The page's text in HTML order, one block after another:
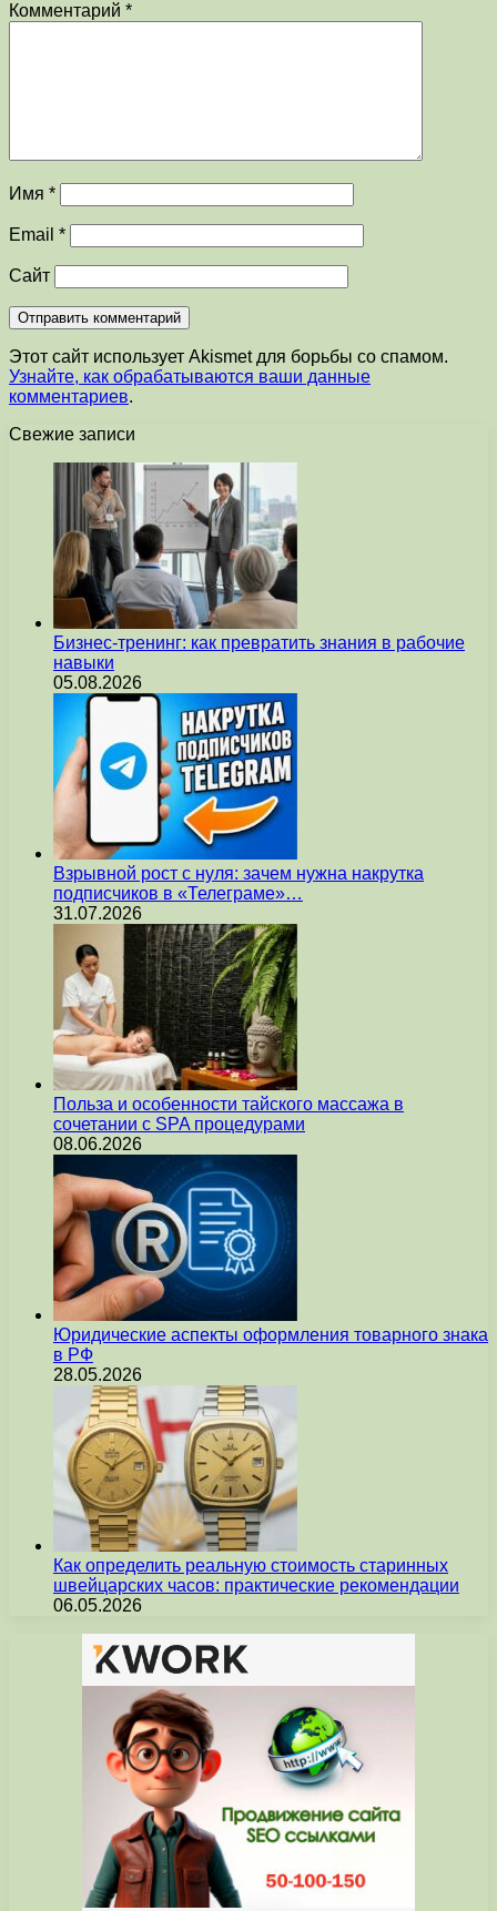
Комментарий *
Имя *
Email *
Сайт
Этот сайт использует Akismet для борьбы со спамом.
Узнайте, как обрабатываются ваши данные
комментариев.
Свежие записи
Бизнес-тренинг: как превратить знания в рабочие
навыки
05.08.2026
Взрывной рост с нуля: зачем нужна накрутка
подписчиков в «Телеграме»…
31.07.2026
Польза и особенности тайского массажа в
сочетании с SPA процедурами
08.06.2026
Юридические аспекты оформления товарного знака
в РФ
28.05.2026
Как определить реальную стоимость старинных
швейцарских часов: практические рекомендации
06.05.2026